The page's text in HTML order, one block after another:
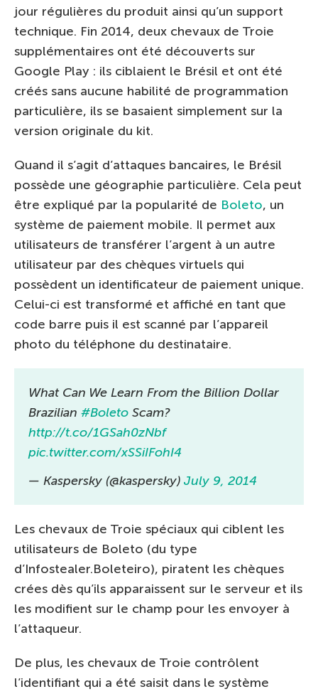
jour régulières du produit ainsi qu’un support
technique. Fin 2014, deux chevaux de Troie
supplémentaires ont été découverts sur
Google Play : ils ciblaient le Brésil et ont été
créés sans aucune habilité de programmation
particulière, ils se basaient simplement sur la
version originale du kit.
Quand il s’agit d’attaques bancaires, le Brésil
possède une géographie particulière. Cela peut
être expliqué par la popularité de Boleto, un
système de paiement mobile. Il permet aux
utilisateurs de transférer l’argent à un autre
utilisateur par des chèques virtuels qui
possèdent un identificateur de paiement unique.
Celui-ci est transformé et affiché en tant que
code barre puis il est scanné par l’appareil
photo du téléphone du destinataire.
What Can We Learn From the Billion Dollar
Brazilian #Boleto Scam?
http://t.co/1GSah0zNbf
pic.twitter.com/xSSiIFohI4
— Kaspersky (@kaspersky) July 9, 2014
Les chevaux de Troie spéciaux qui ciblent les
utilisateurs de Boleto (du type
d’Infostealer.Boleteiro), piratent les chèques
crées dès qu’ils apparaissent sur le serveur et ils
les modifient sur le champ pour les envoyer à
l’attaqueur.
De plus, les chevaux de Troie contrôlent
l’identifiant qui a été saisit dans le système